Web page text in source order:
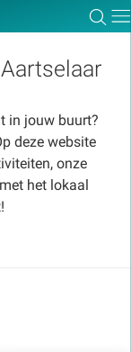
in jouw buurt?
deze website
onze
het lokaal